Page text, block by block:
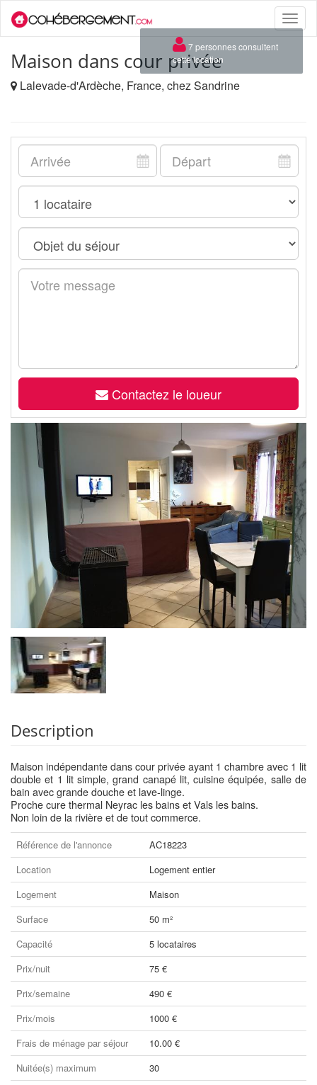
Toggle
Maison dans cour privée
Lalevade-d'Ardèche, France, chez Sandrine
Contactez le loueur
Description
Maison indépendante dans cour privée ayant 1 chambre avec 1 lit
double et 1 lit simple, grand canapé lit, cuisine équipée, salle de
bain avec grande douche et lave-linge.
Proche cure thermal Neyrac les bains et Vals les bains.
Non loin de la rivière et de tout commerce.
Référence de l'annonce
AC18223
Location
Logement entier
Logement
Maison
Surface
50 m²
Capacité
5 locataires
Prix/nuit
75 €
Prix/semaine
490 €
Prix/mois
1000 €
Frais de ménage par séjour
10.00 €
Nuitée(s) maximum
30
×
7 personnes consultent
cette location